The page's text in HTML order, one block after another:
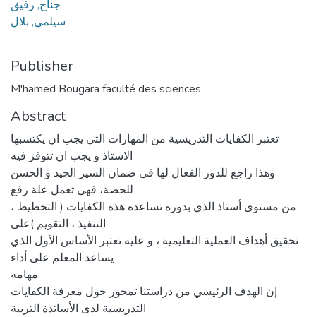
جناح, رفيق
سيلمي, بلال
Publisher
M'hamed Bougara faculté des sciences
Abstract
تعتبر الكفايات التدريسية من المهارات التي يجب ان يكتسبها
الاستاذ و يجب ان تتوفر فيه
وهذا راجع للدور الفعال لها في ضمان السير الجيد و الحسن
للحصة، فهي تعمل علة رفع
من مستوى أستاذ الذي بدوره تساعده هذه الكفايات ( التخطيط ،
التنفيذ ، التقويم )على
تحقيق أهداف العملية التعليمية ، و عليه تعتبر الأساس الأول الذي
يساعد المعلم على أداء
مهامه.
إن الهدف الرئيسي من دراستنا تمحور حول معرفة الكفايات
التدريسية لدى الأساتذة التربية